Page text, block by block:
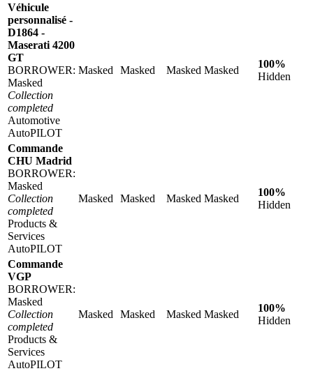
Véhicule
personnalisé -
D1864 -
Maserati 4200
GT
BORROWER:
Masked
Collection
completed
Automotive
AutoPILOT
Masked Masked Masked Masked
100%
Hidden
Commande
CHU Madrid
BORROWER:
Masked
Collection
completed
Products &
Services
AutoPILOT
Masked Masked Masked Masked
100%
Hidden
Commande
VGP
BORROWER:
Masked
Collection
completed
Products &
Services
AutoPILOT
Masked Masked Masked Masked
100%
Hidden